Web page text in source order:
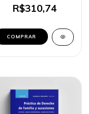
R$310,74
COMPRAR